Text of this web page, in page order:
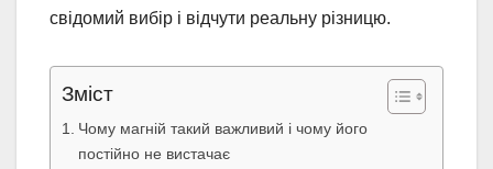
свідомий вибір і відчути реальну різницю.
Зміст
Чому магній такий важливий і чому його
постійно не вистачає